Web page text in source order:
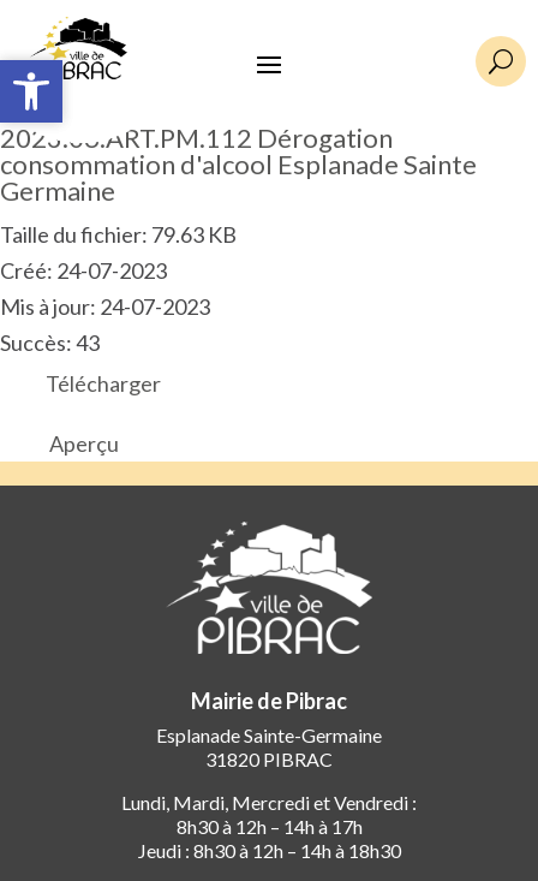
Ouvrir la barre d’outils U
2023.06.ART.PM.112 Dérogation
consommation d'alcool Esplanade Sainte
Germaine
Taille du fichier: 79.63 KB
Créé: 24-07-2023
Mis à jour: 24-07-2023
Succès: 43
Télécharger
Aperçu
Mairie de Pibrac
Esplanade Sainte-Germaine
31820 PIBRAC
Lundi, Mardi, Mercredi et Vendredi :
8h30 à 12h – 14h à 17h
Jeudi : 8h30 à 12h – 14h à 18h30
Ouvrir la barre d’outils